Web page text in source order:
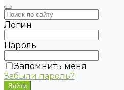
Логин
Пароль
Запомнить меня
Забыли пароль?